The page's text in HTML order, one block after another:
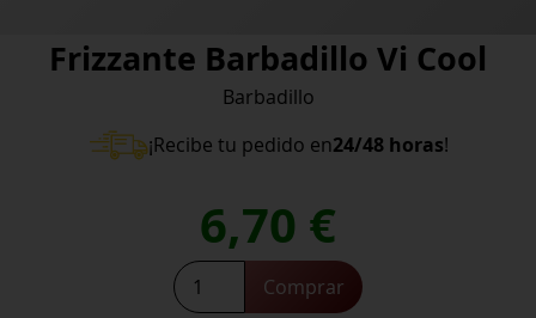
Frizzante Barbadillo Vi Cool
Barbadillo
¡Recibe tu pedido en24/48 horas!
6,70 €
Frizzante
Barbadillo
Comprar